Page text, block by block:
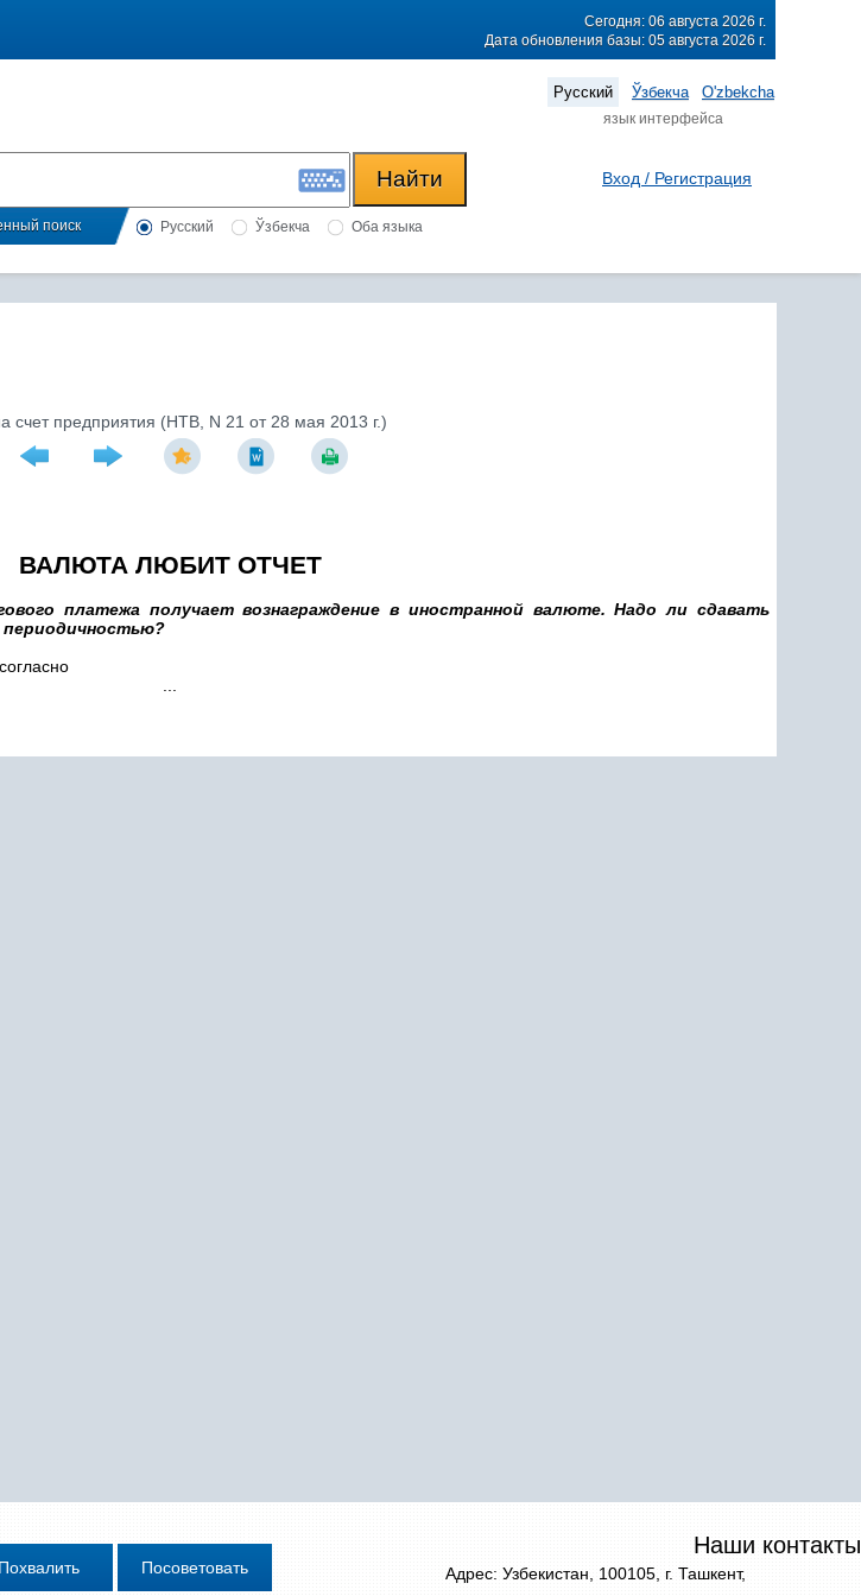
Сегодня: 06 августа 2026 г.
Дата обновления базы: 05 августа 2026 г.
Русский Ўзбекча O'zbekcha
язык интерфейса
поиск Русский Ўзбекча Оба языка
Вход / Регистрация
счет предприятия (НТВ, N 21 от 28 мая 2013 г.)
ВАЛЮТА ЛЮБИТ ОТЧЕТ
платежа получает вознаграждение в иностранной валюте. Надо ли сдавать
Наши контакты
Адрес: Узбекистан, 100105, г. Ташкент,